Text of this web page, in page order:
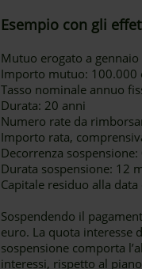
Esempio con gli
Mutuo erogato a
Importo mutuo: 100.000
Tasso nominale annuo
Durata: 20 anni
Numero rate da
Importo rata,
Decorrenza
Durata sospensione: 12
Capitale residuo alla
Sospendendo il
euro. La quota interesse
sospensione comporta
interessi, rispetto al